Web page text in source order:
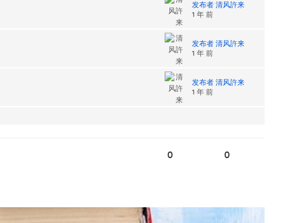
发布者 清风許来
1 年 前
发布者 清风許来
1 年 前
发布者 清风許来
1 年 前
0 0